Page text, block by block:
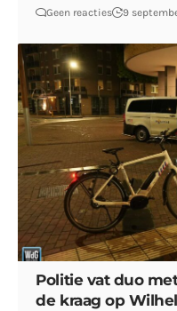
Geen reacties 9
Politie vat duo
de kraag op